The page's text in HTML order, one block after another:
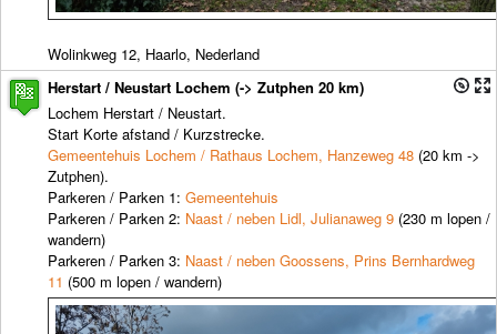
Wolinkweg 12, Haarlo, Nederland
Herstart / Neustart Lochem (-> Zutphen 20 km)
Lochem Herstart / Neustart.
Start Korte afstand / Kurzstrecke.
Gemeentehuis Lochem / Rathaus Lochem, Hanzeweg 48 (20 km ->
Zutphen).
Parkeren / Parken 1: Gemeentehuis
Parkeren / Parken 2: Naast / neben Lidl, Julianaweg 9 (230 m lopen /
wandern)
Parkeren / Parken 3: Naast / neben Goossens, Prins Bernhardweg
11 (500 m lopen / wandern)